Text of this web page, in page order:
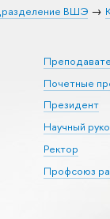
ВШЭ
Почетные
Президент
Научный
Ректор
Профсоюз